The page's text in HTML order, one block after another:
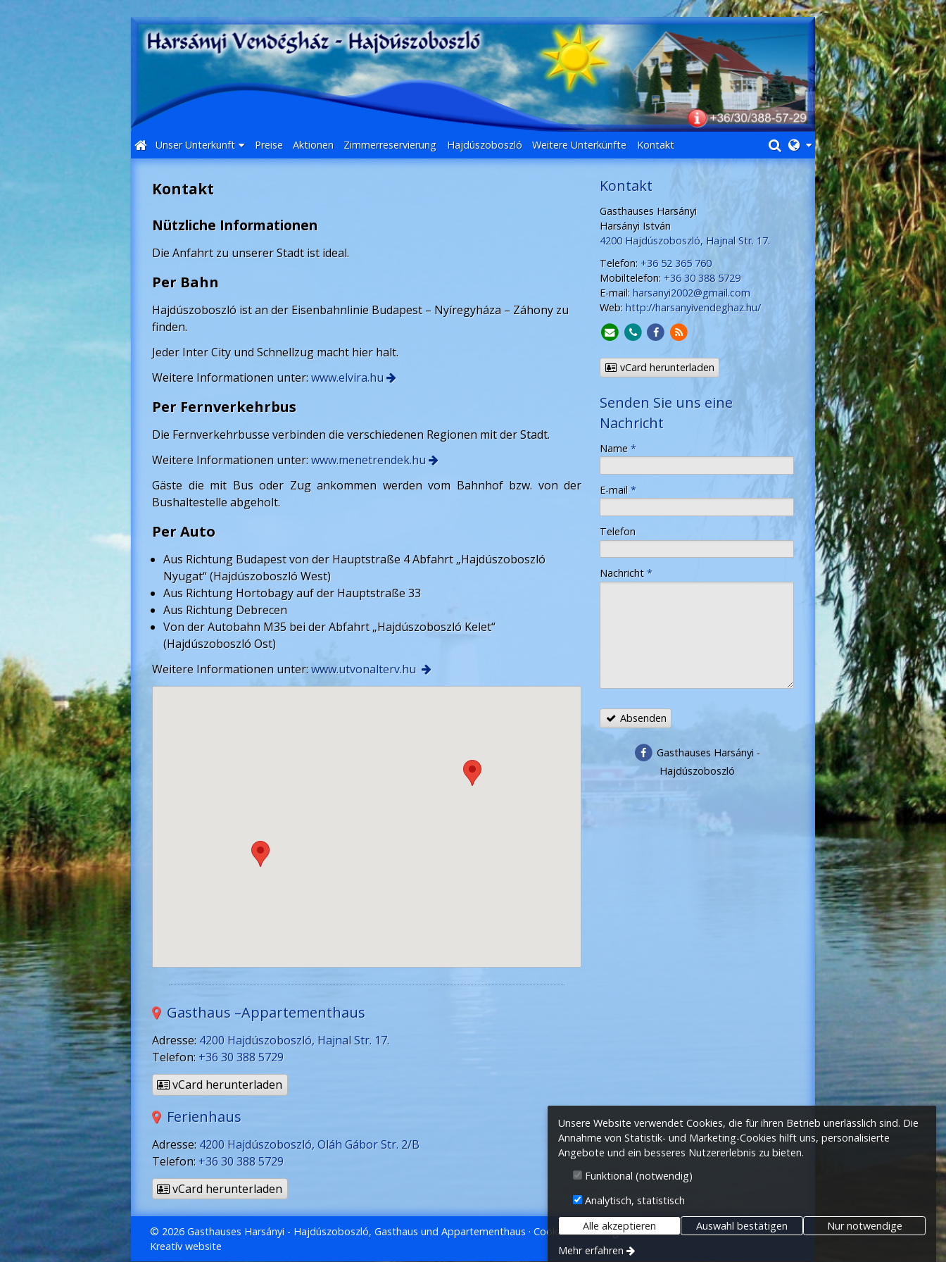
Unser Unterkunft Preise Aktionen Zimmerreservierung Hajdúszoboszló Weitere Unterkünfte Kontakt
Kontakt
Nützliche Informationen
Die Anfahrt zu unserer Stadt ist ideal.
Per Bahn
Hajdúszoboszló ist an der Eisenbahnlinie Budapest – Nyíregyháza – Záhony zu
finden.
Jeder Inter City und Schnellzug macht hier halt.
Weitere Informationen unter:www.elvira.hu
Per Fernverkehrbus
Die Fernverkehrbusse verbinden die verschiedenen Regionen mit der Stadt.
Weitere Informationen unter:www.menetrendek.hu
Gäste die mit Bus oder Zug ankommen werden vom Bahnhof bzw. von der
Bushaltestelle abgeholt.
Per Auto
Aus Richtung Budapest von der Hauptstraße 4 Abfahrt „Hajdúszoboszló
Nyugat“ (Hajdúszoboszló West)
Aus Richtung Hortobagy auf der Hauptstraße 33
Aus Richtung Debrecen
Von der Autobahn M35 bei der Abfahrt „Hajdúszoboszló Kelet“
(Hajdúszoboszló Ost)
Weitere Informationen unter:www.utvonalterv.hu
Gasthaus –Appartementhaus
Adresse: 4200 Hajdúszoboszló, Hajnal Str. 17.
Telefon: +36 30 388 5729
vCard herunterladen
Ferienhaus
Adresse: 4200 Hajdúszoboszló, Oláh Gábor Str. 2/B
Telefon: +36 30 388 5729
vCard herunterladen
Kontakt
Gasthauses Harsányi
Harsányi István
4200 Hajdúszoboszló, Hajnal Str. 17.
Telefon: +36 52 365 760
Mobiltelefon: +36 30 388 5729
E-mail: harsanyi2002@gmail.com
Web: http://harsanyivendeghaz.hu/
vCard herunterladen
Senden Sie uns eine
Nachricht
Name *
E-mail *
Telefon
Nachricht *
Absenden
Gasthauses Harsányi -
Hajdúszoboszló
© 2026 Gasthauses Harsányi - Hajdúszoboszló, Gasthaus und Appartementhaus
Cookie-Einstellungen
Kreatív website
Unsere Website verwendet Cookies, die für ihren Betrieb unerlässlich sind. Die
Annahme von Statistik- und Marketing-Cookies hilft uns, personalisierte
Angebote und ein besseres Nutzererlebnis zu bieten.
Funktional (notwendig)
Analytisch, statistisch
Alle akzeptieren
Auswahl bestätigen
Nur notwendige
Mehr erfahren